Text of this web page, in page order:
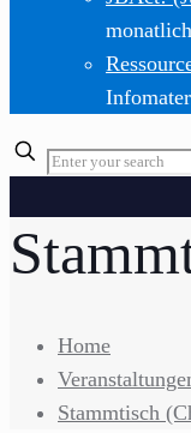
Home
Stammtisch